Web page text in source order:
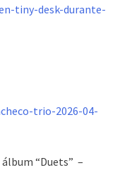
tiny-desk-durante-
trio-2026-04-
“Duets” –